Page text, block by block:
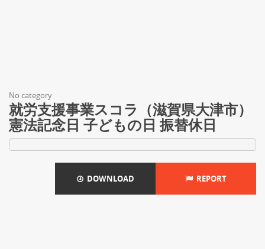
No category
就労支援事業スコラ（滋賀県大津市）
憲法記念日 子どもの日 振替休日
DOWNLOAD REPORT